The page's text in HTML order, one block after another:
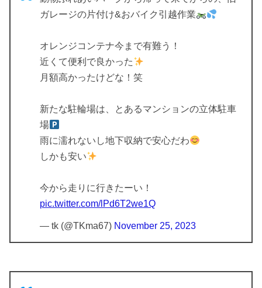
ガレージの片付け&おバイク引越作業
オレンジコンテナ今まで有難う！
近くて便利で良かった
月額高かったけどな！笑
新たな駐輪場は、とあるマンションの立体駐車
場
雨に濡れないし地下収納で安心だわ
しかも安い
今から走りに行きたーい！
pic.twitter.com/lPd6T2we1Q
— tk (@TKma67) November 25, 2023